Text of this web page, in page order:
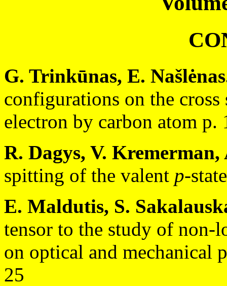
G. Trinkūnas, E.
configurations on the
electron by carbon atom p.
R. Dagys, V.
spitting of the valent p-
E. Maldutis, S.
tensor to the study of non-
on optical and mechanical
25